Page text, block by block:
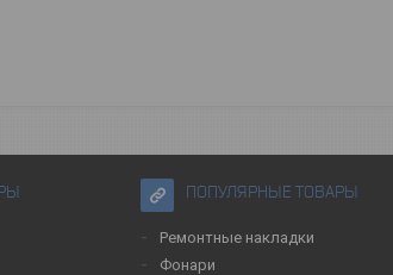
ПОПУЛЯРНЫЕ ТОВАРЫ
Ремонтные накладки
Фонари